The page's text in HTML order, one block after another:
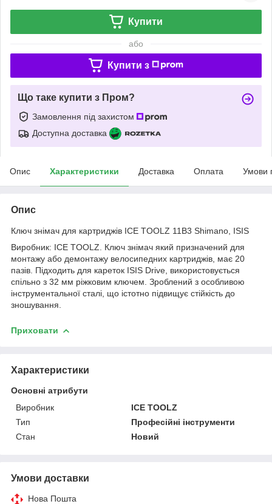
Купити
або
Купити з
Що таке купити з Пром?
Замовлення під захистом
Доступна доставка
Опис Характеристики Доставка Оплата Умови
Опис
Ключ знімач для картриджів ICE TOOLZ 11B3 Shimano, ISIS
Виробник: ICE TOOLZ. Ключ знімач який призначений для
монтажу або демонтажу велосипедних картриджів, має 20
пазів. Підходить для кареток ISIS Drive, використовується
спільно з 32 мм ріжковим ключем. Зроблений з особливою
інструментальної сталі, що істотно підвищує стійкість до
зношування.
Приховати
Характеристики
Основні атрибути
Виробник
ICE TOOLZ
Тип
Професійні інструменти
Стан
Новий
Умови доставки
Нова Пошта